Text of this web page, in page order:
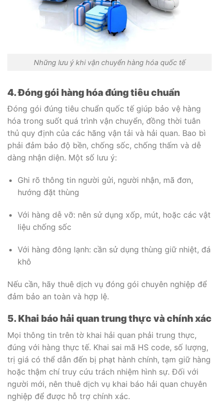
Những lưu ý khi vận chuyển hàng hóa quốc tế
4. Đóng gói hàng hóa đúng tiêu chuẩn
Đóng gói đúng tiêu chuẩn quốc tế giúp bảo vệ hàng
hóa trong suốt quá trình vận chuyển, đồng thời tuân
thủ quy định của các hãng vận tải và hải quan. Bao bì
phải đảm bảo độ bền, chống sốc, chống thấm và dễ
dàng nhận diện. Một số lưu ý:
Ghi rõ thông tin người gửi, người nhận, mã đơn,
hướng đặt thùng
Với hàng dễ vỡ: nên sử dụng xốp, mút, hoặc các vật
liệu chống sốc
Với hàng đông lạnh: cần sử dụng thùng giữ nhiệt, đá
khô
Nếu cần, hãy thuê dịch vụ đóng gói chuyên nghiệp để
đảm bảo an toàn và hợp lệ.
5. Khai báo hải quan trung thực và chính xác
Mọi thông tin trên tờ khai hải quan phải trung thực,
đúng với hàng thực tế. Khai sai mã HS code, số lượng,
trị giá có thể dẫn đến bị phạt hành chính, tạm giữ hàng
hoặc thậm chí truy cứu trách nhiệm hình sự. Đối với
người mới, nên thuê dịch vụ khai báo hải quan chuyên
nghiệp để được hỗ trợ chính xác.